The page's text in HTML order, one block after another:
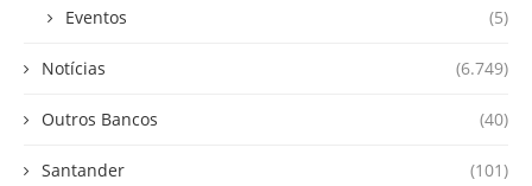
Eventos (5)
Notícias (6.749)
Outros Bancos (40)
Santander (101)